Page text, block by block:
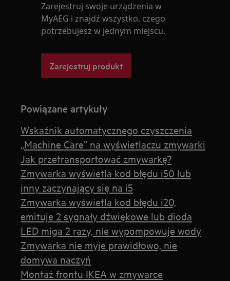
Zarejestruj swoje urządzenia w
MyAEG i znajdź wszystko, czego
potrzebujesz w jednym miejscu.
Zarejestruj produkt
Powiązane artykuły
Wskaźnik automatycznego czyszczenia
„Machine Care” na wyświetlaczu zmywarki
Jak przetransportować zmywarkę?
Zmywarka wyświetla kod błędu i50 lub
inny zaczynający się na i5
Zmywarka wyświetla kod błędu i20,
emituje 2 sygnały dźwiękowe lub dioda
LED miga 2 razy, nie wypompowuje wody
Zmywarka nie myje prawidłowo, nie
domywa naczyń
Montaż frontu IKEA w zmywarce